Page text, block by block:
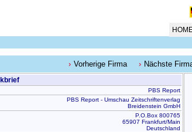
Vorherige Firma Nächste
PBS Report
PBS Report - Umschau Zeitschriftenverlag
Breidenstein GmbH
P.O.Box 800765
65907 Frankfurt/Main
Deutschland